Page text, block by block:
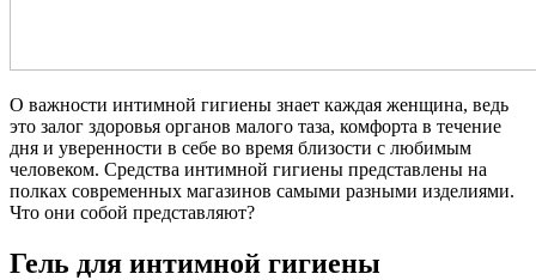
О важности интимной гигиены знает каждая женщина, ведь
это залог здоровья органов малого таза, комфорта в течение
дня и уверенности в себе во время близости с любимым
человеком. Средства интимной гигиены представлены на
полках современных магазинов самыми разными изделиями.
Что они собой представляют?
Гель для интимной гигиены